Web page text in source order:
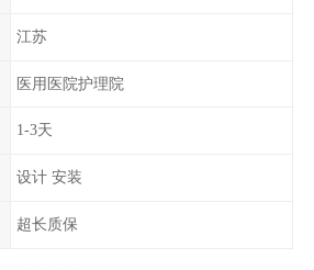
江苏
医用医院护理院
1-3天
设计 安装
超长质保